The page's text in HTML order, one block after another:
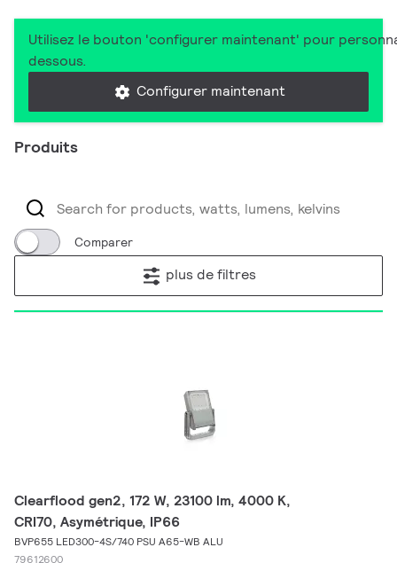
Utilisez le bouton 'configurer maintenant' pour
dessous.
Configurer maintenant
Produits
Comparer
plus de filtres
Clearflood gen2, 172 W, 23100 lm, 4000 K,
CRI70, Asymétrique, IP66
BVP655 LED300-4S/740 PSU A65-WB ALU
79612600